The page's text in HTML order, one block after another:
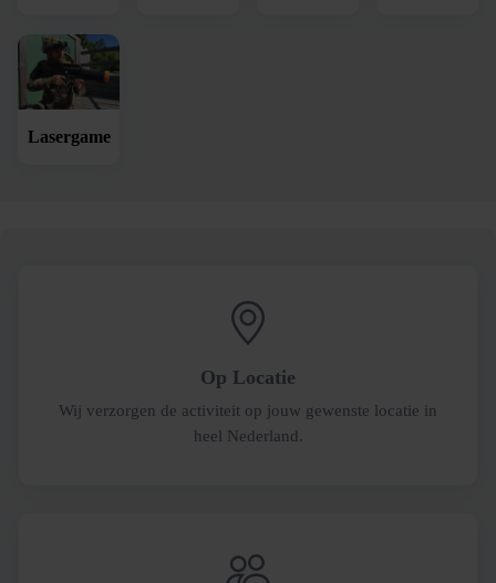
Lasergame
Op Locatie
Wij verzorgen de activiteit op jouw gewenste locatie in
heel Nederland.